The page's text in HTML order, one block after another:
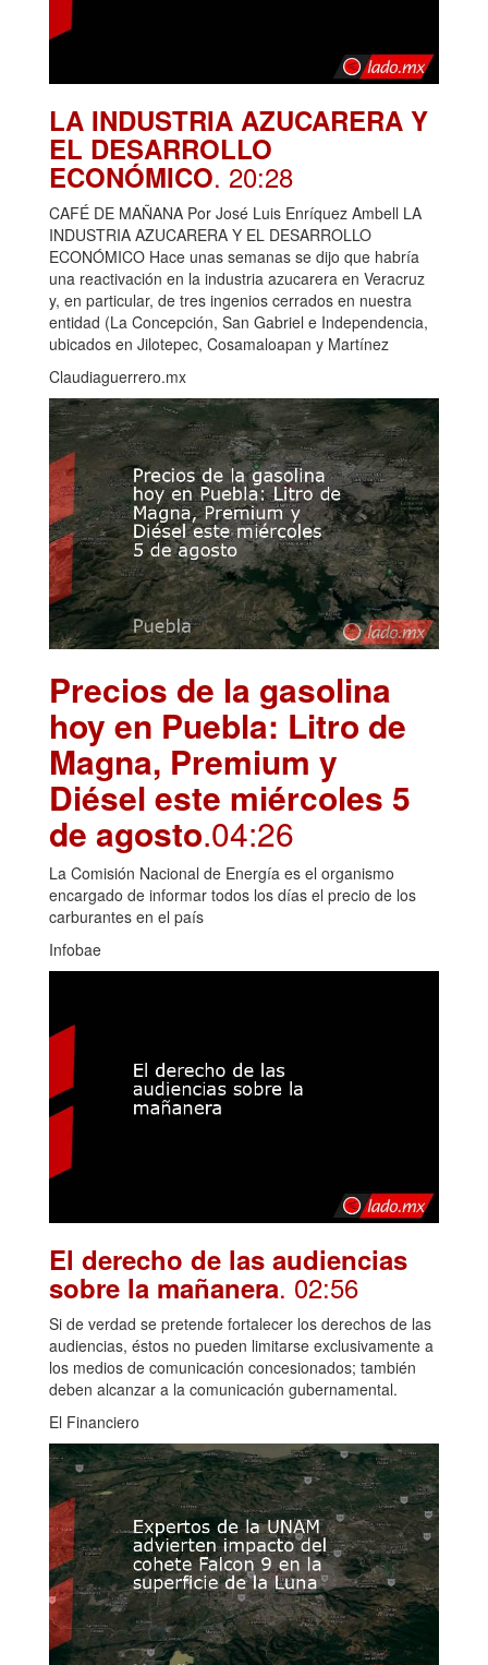
LA INDUSTRIA AZUCARERA Y
EL DESARROLLO
ECONÓMICO. 20:28
CAFÉ DE MAÑANA Por José Luis Enríquez Ambell LA
INDUSTRIA AZUCARERA Y EL DESARROLLO
ECONÓMICO Hace unas semanas se dijo que habría
una reactivación en la industria azucarera en Veracruz
y, en particular, de tres ingenios cerrados en nuestra
entidad (La Concepción, San Gabriel e Independencia,
ubicados en Jilotepec, Cosamaloapan y Martínez
Claudiaguerrero.mx
Precios de la gasolina
hoy en Puebla: Litro de
Magna, Premium y
Diésel este miércoles 5
de agosto.04:26
La Comisión Nacional de Energía es el organismo
encargado de informar todos los días el precio de los
carburantes en el país
Infobae
El derecho de las audiencias
sobre la mañanera. 02:56
Si de verdad se pretende fortalecer los derechos de las
audiencias, éstos no pueden limitarse exclusivamente a
los medios de comunicación concesionados; también
deben alcanzar a la comunicación gubernamental.
El Financiero